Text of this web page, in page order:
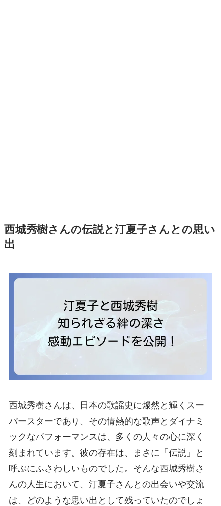
西城秀樹さんの伝説と汀夏子さんとの思い
出
西城秀樹さんは、日本の歌謡史に燦然と輝くスー
パースターであり、その情熱的な歌声とダイナミ
ックなパフォーマンスは、多くの人々の心に深く
刻まれています。彼の存在は、まさに「伝説」と
呼ぶにふさわしいものでした。そんな西城秀樹さ
んの人生において、汀夏子さんとの出会いや交流
は、どのような思い出として残っていたのでしょ